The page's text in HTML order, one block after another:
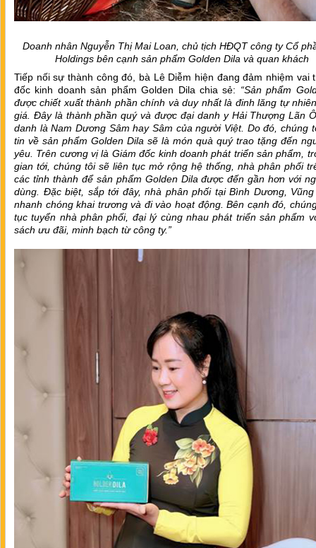
Doanh nhân Nguyễn Thị Mai Loan, chủ tịch HĐQT công ty Cổ
Holdings bên cạnh sản phẩm Golden Dila và quan khách
Tiếp nối sự thành công đó, bà Lê Diễm hiện đang đảm nhiệm vai
đốc kinh doanh sản phẩm Golden Dila chia sẻ: “Sản phẩm
được chiết xuất thành phần chính và duy nhất là đinh lăng tự
giá. Đây là thành phần quý và được đại danh y Hải Thượng Lãn
danh là Nam Dương Sâm hay Sâm của người Việt. Do đó, chúng
tin về sản phẩm Golden Dila sẽ là món quà quý trao tặng đến
yêu. Trên cương vị là Giám đốc kinh doanh phát triển sản phẩm,
gian tới, chúng tôi sẽ liên tục mở rộng hệ thống, nhà phân phối
các tỉnh thành để sản phẩm Golden Dila được đến gần hơn với
dùng. Đặc biệt, sắp tới đây, nhà phân phối tại Bình Dương,
nhanh chóng khai trương và đi vào hoạt động. Bên cạnh đó,
tục tuyển nhà phân phối, đại lý cùng nhau phát triển sản phẩm
sách ưu đãi, minh bạch từ công ty.”